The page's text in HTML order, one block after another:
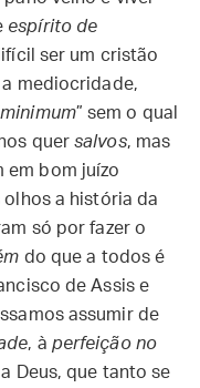
espírito de
ser um cristão
mediocridade,
minimum” sem o qual
quersalvos, mas
em bom juízo
a história da
só por fazer o
do que a todos é
de Assis e
assumir de
, à perfeição no
Deus, que tanto se